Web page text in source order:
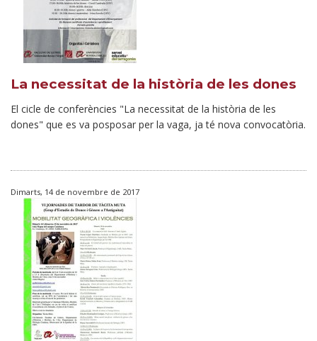
La necessitat de la història de les dones
El cicle de conferències "La necessitat de la història de les
dones" que es va posposar per la vaga, ja té nova convocatòria.
Dimarts, 14 de novembre de 2017